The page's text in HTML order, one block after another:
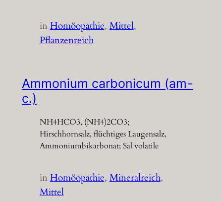
inHomöopathie, Mittel
Pflanzenreich
Ammonium carbonicum (am-
c.)
NH4HCO3, (NH4)2CO3;
Hirschhornsalz, flüchtiges Laugensalz,
Ammoniumbikarbonat; Sal volatile
inHomöopathie, Mineralreich
Mittel